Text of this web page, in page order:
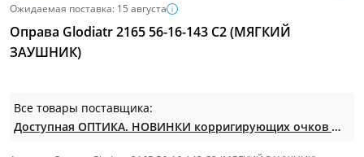
Ожидаемая поставка: 15 августа
Оправа Glodiatr 2165 56-16-143 C2 (МЯГКИЙ
ЗАУШНИК)
Все товары поставщика:
Доступная ОПТИКА. НОВИНКИ корригирующих очков по СУПЕР ценам. Таких нет на МП.